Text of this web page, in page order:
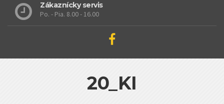
Zákaznícky servis
Po. - Pia. 8.00 - 16.00
20_KI